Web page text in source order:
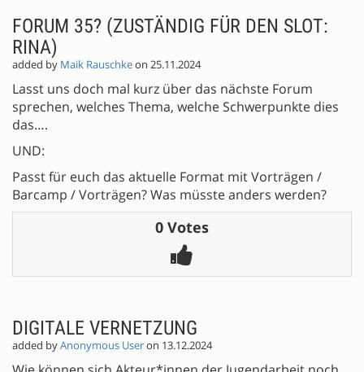
FORUM 35? (ZUSTÄNDIG FÜR DEN SLOT:
RINA)
added by Maik Rauschkeon 25.11.2024
Lasst uns doch mal kurz über das nächste Forum
sprechen, welches Thema, welche Schwerpunkte dies
das….
UND:
Passt für euch das aktuelle Format mit Vorträgen /
Barcamp / Vorträgen? Was müsste anders werden?
0 Votes
DIGITALE VERNETZUNG
added byAnonymous Useron 13.12.2024